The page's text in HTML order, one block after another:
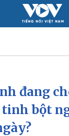
Xã hội
Tin
Dự
đang
bột